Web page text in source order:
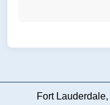
Fort